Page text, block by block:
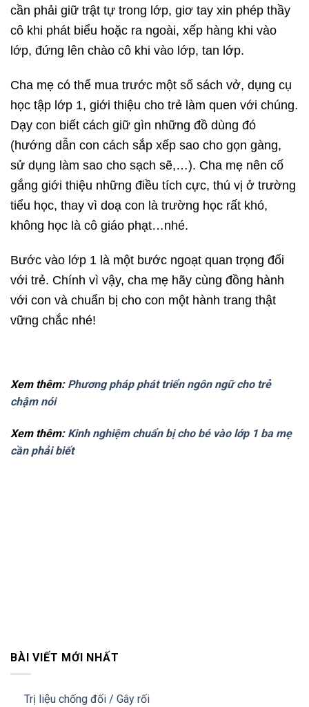
cần phải giữ trật tự trong lớp, giơ tay xin phép thầy
cô khi phát biểu hoặc ra ngoài, xếp hàng khi vào
lớp, đứng lên chào cô khi vào lớp, tan lớp.
Cha mẹ có thể mua trước một số sách vở, dụng cụ
học tập lớp 1, giới thiệu cho trẻ làm quen với chúng.
Dạy con biết cách giữ gìn những đồ dùng đó
(hướng dẫn con cách sắp xếp sao cho gọn gàng,
sử dụng làm sao cho sạch sẽ,…). Cha mẹ nên cố
gắng giới thiệu những điều tích cực, thú vị ở trường
tiểu học, thay vì doạ con là trường học rất khó,
không học là cô giáo phạt…nhé.
Bước vào lớp 1 là một bước ngoạt quan trọng đối
với trẻ. Chính vì vậy, cha mẹ hãy cùng đồng hành
với con và chuẩn bị cho con một hành trang thật
vững chắc nhé!
Xem thêm: Phương pháp phát triển ngôn ngữ cho trẻ
chậm nói
Xem thêm: Kinh nghiệm chuẩn bị cho bé vào lớp 1 ba mẹ
cần phải biết
BÀI VIẾT MỚI NHẤT
Trị liệu chống đối / Gây rối